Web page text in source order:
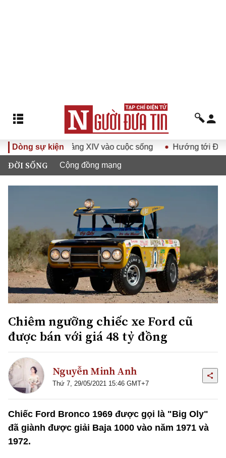
Dòng sự kiện
Đại hội Đảng XIV vào cuộc sống Hướng tới Đại hội đại
ĐỜI SỐNG Cộng đồng mạng
Chiêm ngưỡng chiếc xe Ford cũ
được bán với giá 48 tỷ đồng
Nguyễn Minh Anh
Thứ 7, 29/05/2021 15:46 GMT+7
Chiếc Ford Bronco 1969 được gọi là "Big Oly"
đã giành được giải Baja 1000 vào năm 1971 và
1972.